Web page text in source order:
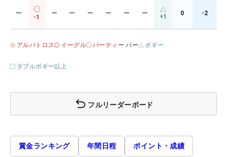
ー
-1
ー ー ー ー ー ー +1 0 -2
アルバトロス イーグル バーティ ー パー ボギー
ダブルボギー以上
フルリーダーボード
賞金ランキング 年間日程 ポイント・成績